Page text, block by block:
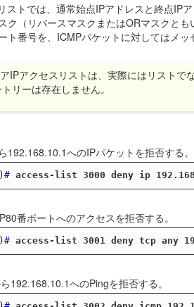
ストでは、通常始点IPアドレスと終点IP
ク（リバースマスクまたはORマスクと
ト番号を、ICMPパケットに対してはメ
IPアクセスリストは、実際にはリスト
リーは存在しません。
192.168.10.1へのIPパケットを拒否する。
access-list 3000 deny ip
番ポートへのアクセスを拒否する。
access-list 3001 deny tcp any
192.168.10.1へのPingを拒否する。